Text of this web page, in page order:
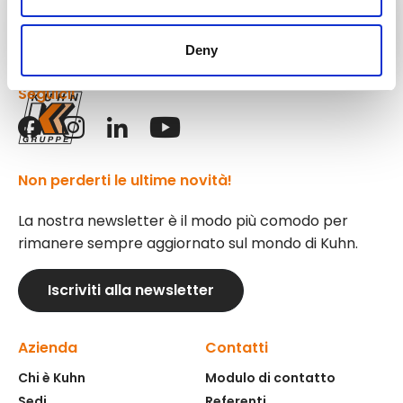
Deny
Attrezzature
Kuhn
Non perderti le ultime novità!
La nostra newsletter è il modo più comodo per
rimanere sempre aggiornato sul mondo di Kuhn.
Iscriviti alla newsletter
Azienda
Chi è Kuhn
Contatti
Modulo di contatto
Seguici!